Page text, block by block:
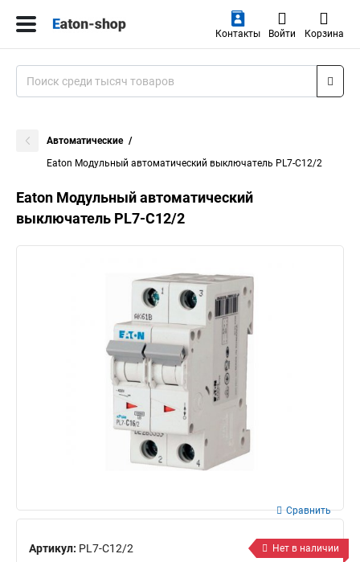
Контакты Войти Корзина
Автоматические
Eaton Модульный автоматический выключатель PL7-C12/2
Eaton Модульный автоматический
выключатель PL7-C12/2
Артикул: PL7-C12/2
Сравнить
Нет в наличии